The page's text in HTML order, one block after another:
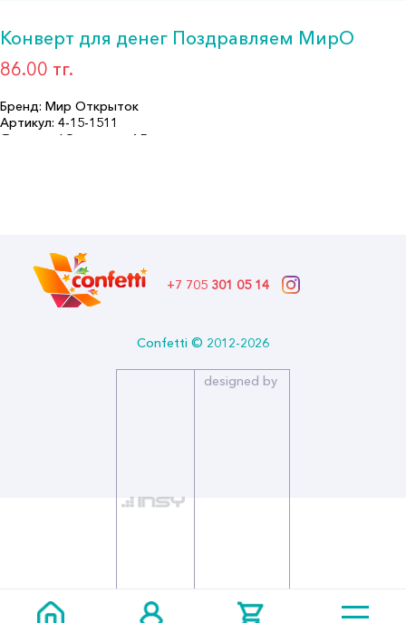
Конверт для денег Поздравляем МирО
86.00 тг.
Бренд: Мир Открыток
Артикул: 4-15-1511
Формат: *Открытка А5
+7 705 301 05 14
Confetti © 2012-2026
designed by